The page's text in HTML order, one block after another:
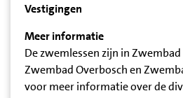
Vestigingen
Meer informatie
De zwemlessen zijn in
Zwembad Overbosch en
voor meer informatie over de